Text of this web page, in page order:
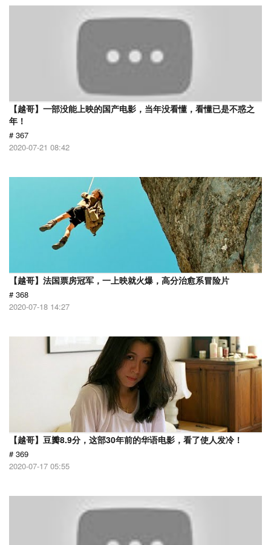
【越哥】一部没能上映的国产电影，当年没看懂，看懂已是不惑之
年！
# 367
2020-07-21 08:42
【越哥】法国票房冠军，一上映就火爆，高分治愈系冒险片
# 368
2020-07-18 14:27
【越哥】豆瓣8.9分，这部30年前的华语电影，看了使人发冷！
# 369
2020-07-17 05:55